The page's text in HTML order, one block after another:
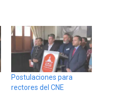
Postulaciones para
rectores del CNE